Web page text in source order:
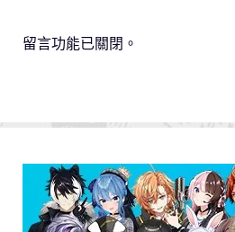
留言功能已關閉。